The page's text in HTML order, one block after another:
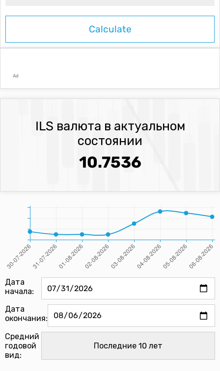
Ad
ILS валюта в актуальном
состоянии
10.7536
Дата
начала:
Дата
окончания:
Средний
годовой
вид: